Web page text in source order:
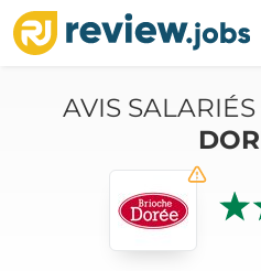
AVIS SALARIÉS